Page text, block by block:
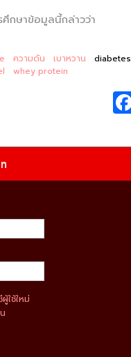
กษาข้อมูลนี้กล่าวว่า
ความดัน เบาหวาน diabetes
whey protein
ใช้ใหม่